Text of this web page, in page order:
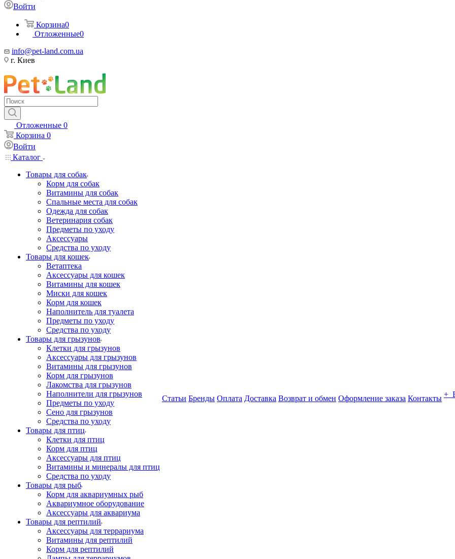
Войти
Корзина0
Отложенные0
info@pet-land.com.ua
г. Киев
Отложенные 0
Корзина 0
Войти
Каталог
Товары для собак
Корм для собак
Витамины для собак
Спальные места для собак
Одежда для собак
Ветеринария собак
Предметы по уходу
Аксессуары
Средства по уходу
Товары для кошек
Ветаптека
Аксессуары для кошек
Витамины для кошек
Миски для кошек
Корм для кошек
Наполнитель для туалета
Предметы по уходу
Средства по уходу
Товары для грызунов
Клетки для грызунов
Аксессуары для грызунов
Витамины для грызунов
Корм для грызунов
Лакомства для грызунов
Наполнители для грызунов
Предметы по уходу
Сено для грызунов
Средства по уходу
Товары для птиц
Клетки для птиц
Корм для птиц
Аксессуары для птиц
Витамины и минералы для птиц
Средства по уходу
Товары для рыб
Корм для аквариумных рыб
Аквариумное оборудование
Аксессуары для аквариума
Товары для рептилий
Аксессуары для террариума
Витамины для рептилий
Корм для рептилий
Статьи Бренды Оплата Доставка Возврат и обмен Оформление заказа Контакты +